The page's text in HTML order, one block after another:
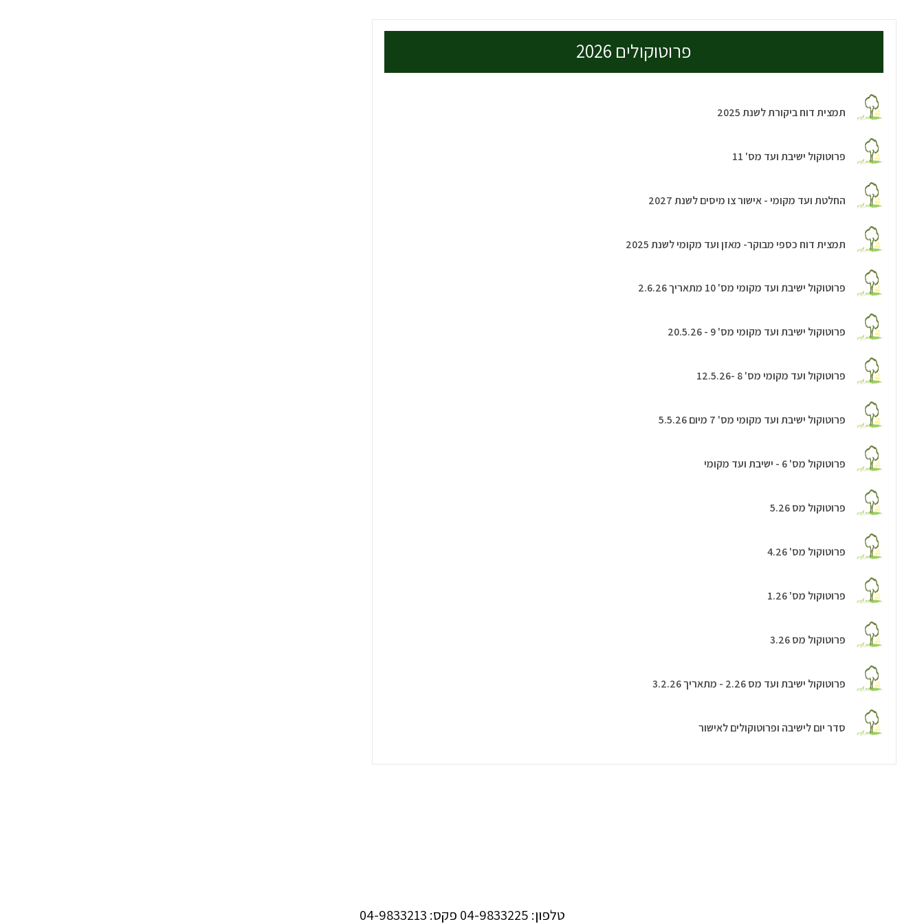
פרוטוקולים 2026
תמצית דוח ביקורת לשנת 2025
פרוטוקול ישיבת ועד מס' 11
החלטת ועד מקומי - אישור צו מיסים לשנת 2027
תמצית דוח כספי מבוקר- מאזן ועד מקומי לשנת 2025
פרוטוקול ישיבת ועד מקומי מס' 10 מתאריך 2.6.26
פרוטוקול ישיבת ועד מקומי מס' 9 - 20.5.26
פרוטוקול ועד מקומי מס' 8 -12.5.26
פרוטוקול ישיבת ועד מקומי מס' 7 מיום 5.5.26
פרוטוקול מס' 6 - ישיבת ועד מקומי
פרוטוקול מס 5.26
פרוטוקול מס' 4.26
פרוטוקול מס' 1.26
פרוטוקול מס 3.26
פרוטוקול ישיבת ועד מס 2.26 - מתאריך 3.2.26
סדר יום לישיבה ופרוטוקולים לאישור
טלפון: 04-9833225 פקס: 04-9833213